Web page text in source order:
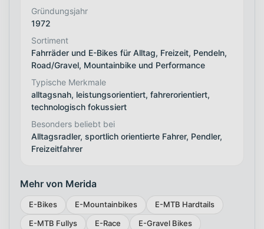
Gründungsjahr
1972
Sortiment
Fahrräder und E-Bikes für Alltag, Freizeit, Pendeln,
Road/Gravel, Mountainbike und Performance
Typische Merkmale
alltagsnah, leistungsorientiert, fahrerorientiert,
technologisch fokussiert
Besonders beliebt bei
Alltagsradler, sportlich orientierte Fahrer, Pendler,
Freizeitfahrer
Mehr von Merida
E-Bikes E-Mountainbikes
E-MTB Hardtails
E-MTB Fullys
E-Race
E-Gravel Bikes